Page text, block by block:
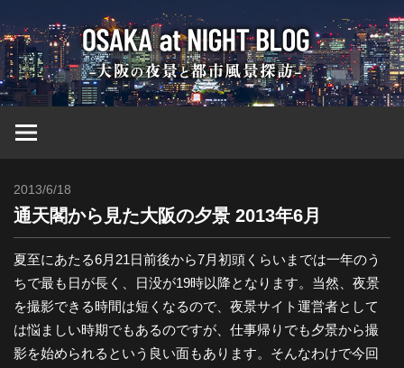
ン
テ
ン
ツ
大
阪
ブ
ロ
2013/6/18
通天閣から見た大阪の夕景 2013年6月
夏至にあたる6月21日前後から7月初頭くらいまでは一年のう
ちで最も日が長く、日没が19時以降となります。当然、夜景
を撮影できる時間は短くなるので、夜景サイト運営者として
は悩ましい時期でもあるのですが、仕事帰りでも夕景から撮
影を始められるという良い面もあります。そんなわけで今回